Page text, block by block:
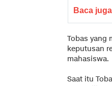
Baca
Tobas yang
keputusan
mahasiswa.
Saat itu